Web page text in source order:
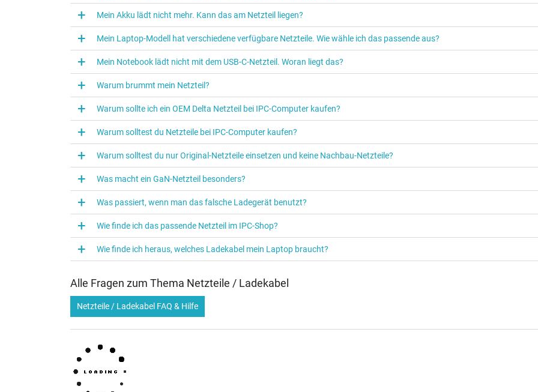
Verwendung
Mein Akku lädt nicht mehr. Kann das am Netzteil liegen?
Mein Laptop-Modell hat verschiedene verfügbare Netzteile. Wie wähle ich das passende aus?
Mein Notebook lädt nicht mit dem USB-C-Netzteil. Woran liegt das?
Warum brummt mein Netzteil?
Warum sollte ich ein OEM Delta Netzteil bei IPC‑Computer kaufen?
Warum solltest du Netzteile bei IPC‑Computer kaufen?
Warum solltest du nur Original-Netzteile einsetzen und keine Nachbau-Netzteile?
Was macht ein GaN-Netzteil besonders?
Was passiert, wenn man das falsche Ladegerät benutzt?
Wie finde ich das passende Netzteil im IPC-Shop?
Wie finde ich heraus, welches Ladekabel mein Laptop braucht?
Alle Fragen zum Thema Netzteile / Ladekabel
Netzteile / Ladekabel FAQ & Hilfe